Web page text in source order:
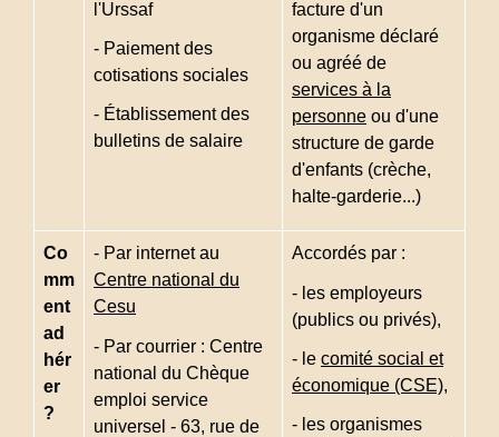
l'Urssaf
- Paiement des
cotisations sociales
- Établissement des
bulletins de salaire
facture d'un
organisme déclaré
ou agréé de
services à la
personne ou d'une
structure de garde
d'enfants (crèche,
halte-garderie...)
Co
mm
ent
ad
hér
er
?
- Par internet au
Centre national du
Cesu
- Par courrier : Centre
national du Chèque
emploi service
universel - 63, rue de
Accordés par :
- les employeurs
(publics ou privés),
- le comité social et
économique (CSE),
- les organismes